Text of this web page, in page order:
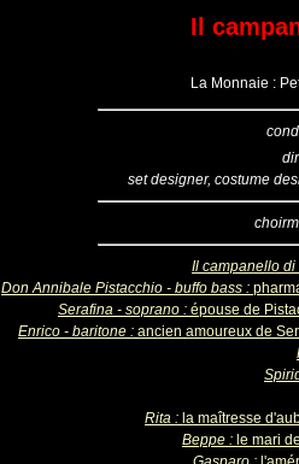
Il
La Monnaie :
set designer, costume
Il campanello di
Don Annibale Pistacchio - buffo bass :
Serafina - soprano : épouse de
Enrico - baritone : ancien amoureux de
Rita : la maîtresse
Beppe : le mari